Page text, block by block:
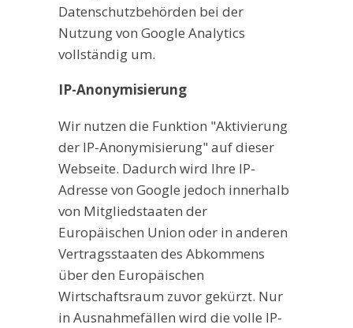
Datenschutzbehörden bei der
Nutzung von Google Analytics
vollständig um.
IP-Anonymisierung
Wir nutzen die Funktion "Aktivierung
der IP-Anonymisierung" auf dieser
Webseite. Dadurch wird Ihre IP-
Adresse von Google jedoch innerhalb
von Mitgliedstaaten der
Europäischen Union oder in anderen
Vertragsstaaten des Abkommens
über den Europäischen
Wirtschaftsraum zuvor gekürzt. Nur
in Ausnahmefällen wird die volle IP-